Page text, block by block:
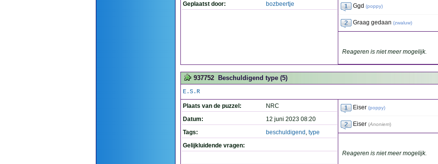
Geplaatst door: bozbeertje Ggd (poppy)
Graag gedaan (zwaluw)
Reageren is niet meer mogelijk.
937752 Beschuldigend type (5)
E.S.R
Plaats van de puzzel:
NRC
Datum:
12 juni 2023 08:20
Tags:
beschuldigend , type
Gelijkluidende vragen:
Eiser (poppy)
Eiser (Anoniem)
Reageren is niet meer mogelijk.